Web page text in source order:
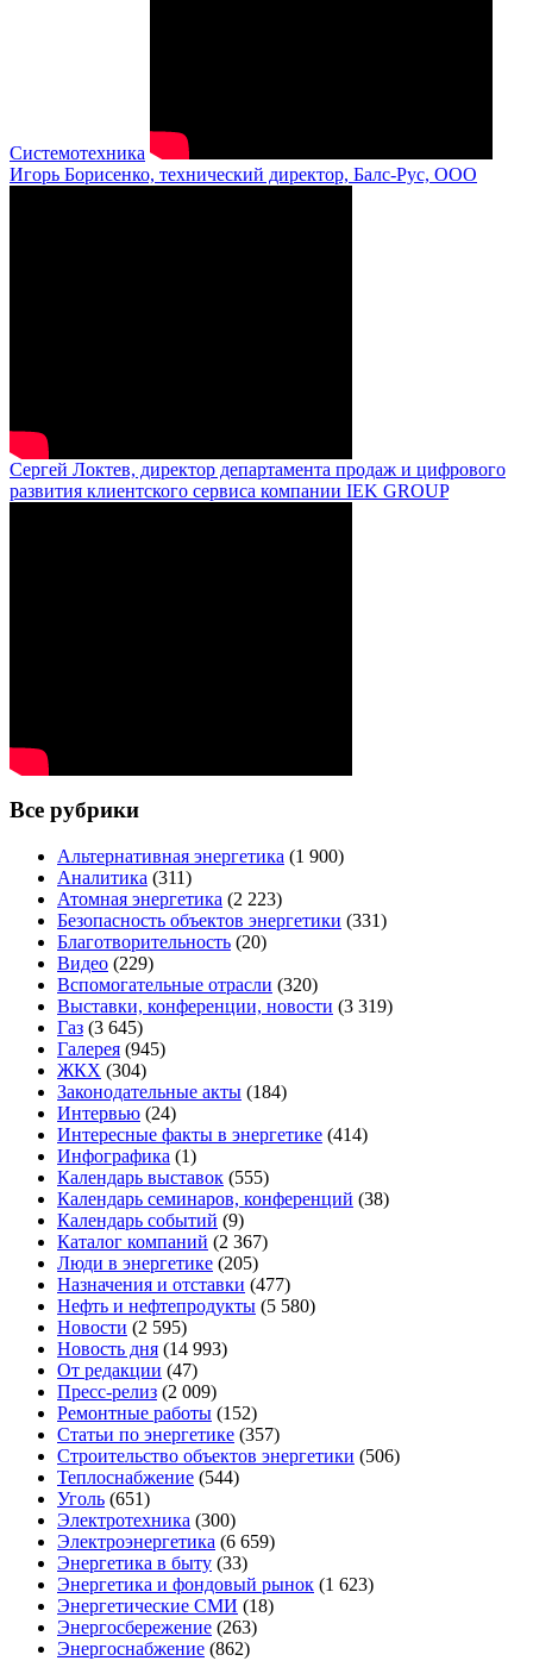
Системотехника
Игорь Борисенко, технический директор, Балс-Рус, ООО
Сергей Локтев, директор департамента продаж и цифрового
развития клиентского сервиса компании IEK GROUP
Все рубрики
Альтернативная энергетика (1 900)
Аналитика (311)
Атомная энергетика (2 223)
Безопасность объектов энергетики (331)
Благотворительность (20)
Видео (229)
Вспомогательные отрасли (320)
Выставки, конференции, новости (3 319)
Газ (3 645)
Галерея (945)
ЖКХ (304)
Законодательные акты (184)
Интервью (24)
Интересные факты в энергетике (414)
Инфографика (1)
Календарь выставок (555)
Календарь семинаров, конференций (38)
Календарь событий (9)
Каталог компаний (2 367)
Люди в энергетике (205)
Назначения и отставки (477)
Нефть и нефтепродукты (5 580)
Новости (2 595)
Новость дня (14 993)
От редакции (47)
Пресс-релиз (2 009)
Ремонтные работы (152)
Статьи по энергетике (357)
Строительство объектов энергетики (506)
Теплоснабжение (544)
Уголь (651)
Электротехника (300)
Электроэнергетика (6 659)
Энергетика в быту (33)
Энергетика и фондовый рынок (1 623)
Энергетические СМИ (18)
Энергосбережение (263)
Энергоснабжение (862)